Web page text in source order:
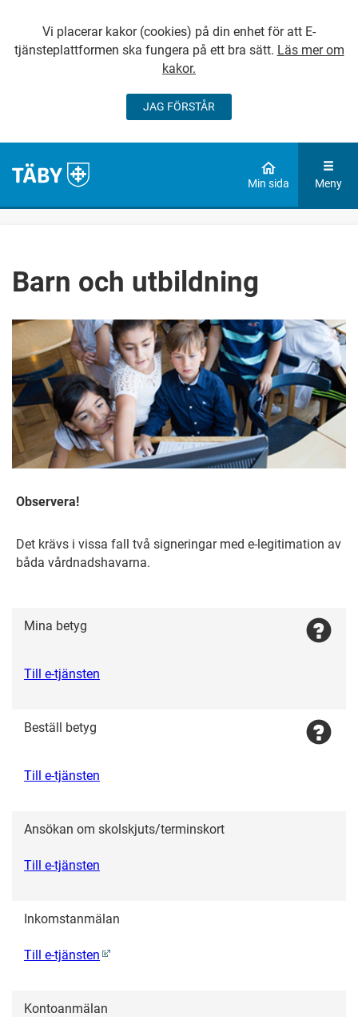
Vi placerar kakor (cookies) på din enhet för att E-
tjänsteplattformen ska fungera på ett bra sätt. Läs mer om
kakor.
JAG FÖRSTÅR
GÅ DIREKT TILL
Min sida Meny
Barn och utbildning
Observera!
Det krävs i vissa fall två signeringar med e-legitimation av
båda vårdnadshavarna.
Mina betyg
Till e-tjänsten
Beställ betyg
Till e-tjänsten
Ansökan om skolskjuts/terminskort
Till e-tjänsten
Inkomstanmälan
Till e-tjänsten
Kontoanmälan